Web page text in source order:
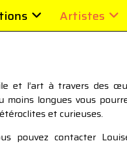
Artistes
et l’art à travers des
longues vous
et curieuses.
pouvez contacter